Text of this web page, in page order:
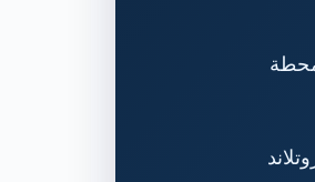
محطة